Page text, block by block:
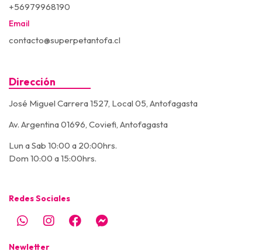
+56979968190
Email
contacto@superpetantofa.cl
Dirección
José Miguel Carrera 1527, Local 05, Antofagasta
Av. Argentina 01696, Coviefi, Antofagasta
Lun a Sab 10:00 a 20:00hrs.
Dom 10:00 a 15:00hrs.
Redes Sociales
Newletter